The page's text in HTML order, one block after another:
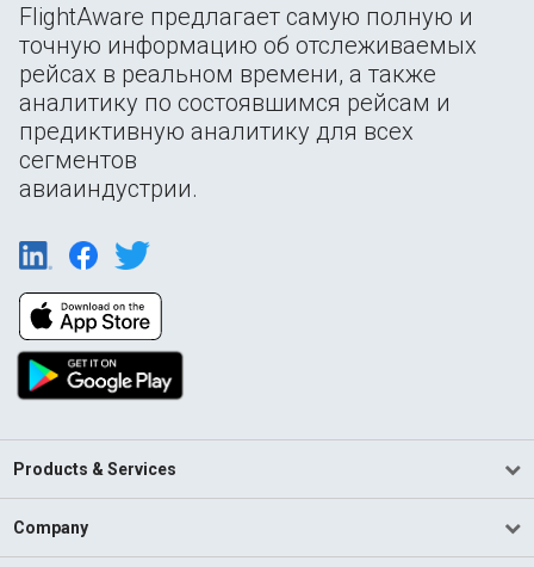
FlightAware предлагает самую полную и
точную информацию об отслеживаемых
рейсах в реальном времени, а также
аналитику по состоявшимся рейсам и
предиктивную аналитику для всех
сегментов
авиаиндустрии.
Products & Services
Company